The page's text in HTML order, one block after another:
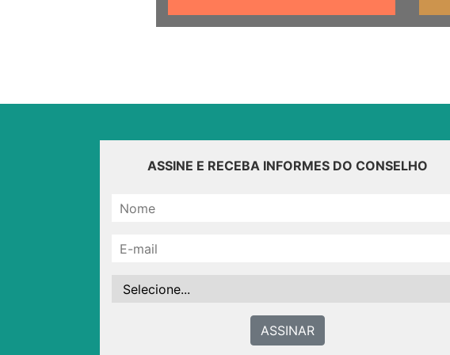
ASSINE E RECEBA INFORMES DO CONSELHO
ASSINAR